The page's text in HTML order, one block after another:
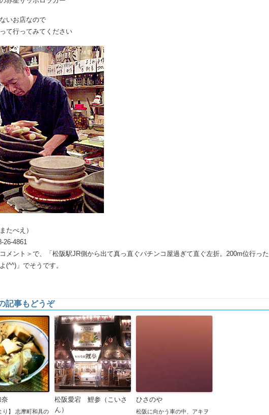
いお店なので
て行ってみてください
たべえ）
26-4861
メント＞で、「松阪駅JR側から出て真っ直ぐパチンコ屋過ぎて直ぐ左折。200m位行った
(^^)」でそうです。
記事もどうぞ
奈
り】 志摩町和具の
松阪愛宕 鯉参（こいさ
ん）
ひさのや
松阪に向かう車の中、アキヲ